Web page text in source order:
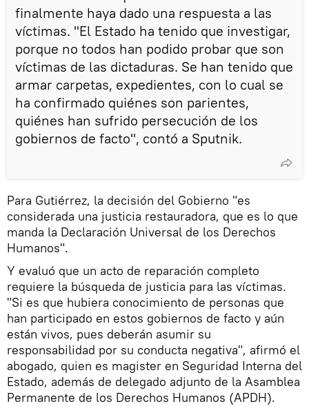
finalmente haya dado una respuesta a las
víctimas. "El Estado ha tenido que investigar,
porque no todos han podido probar que son
víctimas de las dictaduras. Se han tenido que
armar carpetas, expedientes, con lo cual se
ha confirmado quiénes son parientes,
quiénes han sufrido persecución de los
gobiernos de facto", contó a Sputnik.
Para Gutiérrez, la decisión del Gobierno "es
considerada una justicia restauradora, que es lo que
manda la Declaración Universal de los Derechos
Humanos".
Y evaluó que un acto de reparación completo
requiere la búsqueda de justicia para las víctimas.
"Si es que hubiera conocimiento de personas que
han participado en estos gobiernos de facto y aún
están vivos, pues deberán asumir su
responsabilidad por su conducta negativa", afirmó el
abogado, quien es magister en Seguridad Interna del
Estado, además de delegado adjunto de la Asamblea
Permanente de los Derechos Humanos (APDH).